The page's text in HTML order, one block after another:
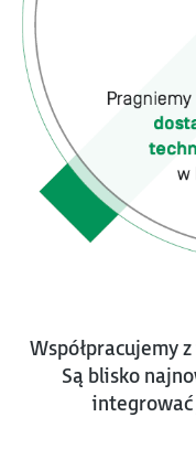
Współpracujemy
Są blisko